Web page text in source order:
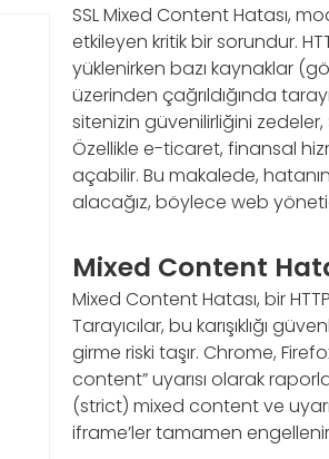
SSL Mixed Content Hatası,
etkileyen kritik bir sorundur.
yüklenirken bazı kaynaklar
üzerinden çağrıldığında
sitenizin güvenilirliğini zedeler,
Özellikle e-ticaret, finansal
açabilir. Bu makalede,
alacağız, böylece web
Mixed Content
Mixed Content Hatası, bir
Tarayıcılar, bu karışıklığı
girme riski taşır. Chrome,
content” uyarısı olarak
(strict) mixed content ve
iframe’ler tamamen